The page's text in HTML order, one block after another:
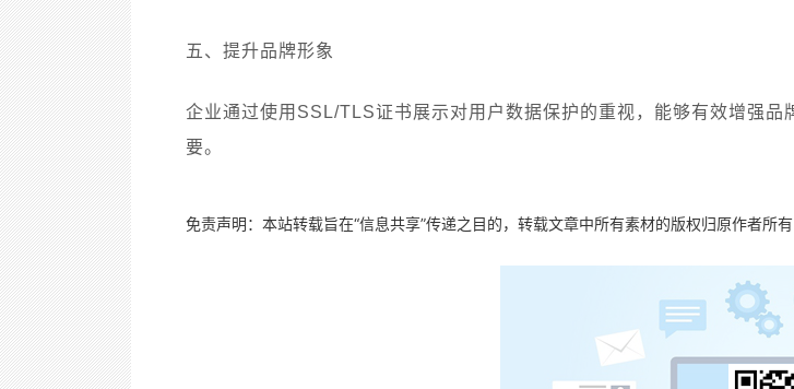
五、提升品牌形象
企业通过使用SSL/TLS证书展示对用户数据保护的重视，能够有效增强
要。
免责声明：本站转载旨在“信息共享”传递之目的，转载文章中所有素材的版权归原作者所